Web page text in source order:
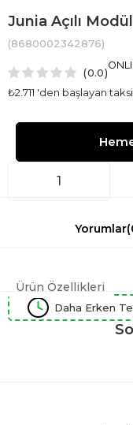
Junia Açılı
(8680002342876)
0.0
₺2.711 'den başlayan
Yorumlar
Ürün Özellikleri
Daha Erken